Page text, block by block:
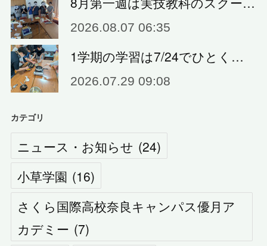
2026.08.07 06:35
1学期の学習は7/24でひとく…
2026.07.29 09:08
カテゴリ
ニュース・お知らせ (24)
小草学園 (16)
さくら国際高校奈良キャンパス優月ア
カデミー (7)